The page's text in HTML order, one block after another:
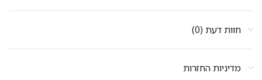
חוות דעת (0)
מדיניות החזרות